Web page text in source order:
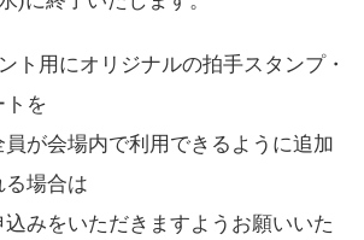
ト用にオリジナルの拍手スタンプ・
トを
が会場内で利用できるように追加
場合は
込みをいただきますようお願いいた